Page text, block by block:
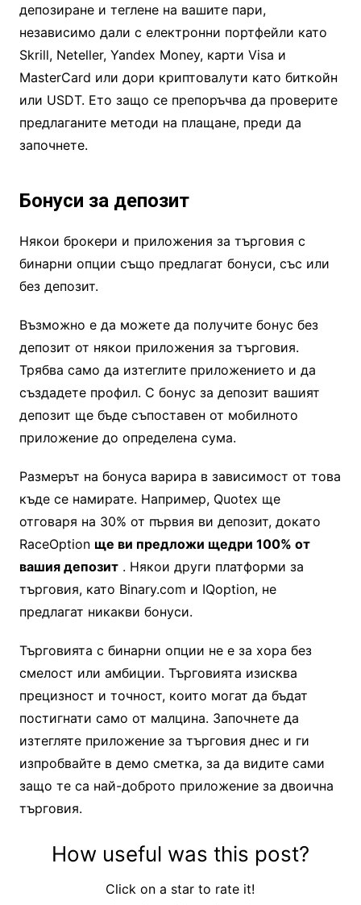
депозиране и теглене на вашите пари,
независимо дали с електронни портфейли като
Skrill, Neteller, Yandex Money, карти Visa и
MasterCard или дори криптовалути като биткойн
или USDT. Ето защо се препоръчва да проверите
предлаганите методи на плащане, преди да
започнете.
Бонуси за депозит
Някои брокери и приложения за търговия с
бинарни опции също предлагат бонуси, със или
без депозит.
Възможно е да можете да получите бонус без
депозит от някои приложения за търговия.
Трябва само да изтеглите приложението и да
създадете профил. С бонус за депозит вашият
депозит ще бъде съпоставен от мобилното
приложение до определена сума.
Размерът на бонуса варира в зависимост от това
къде се намирате. Например, Quotex ще
отговаря на 30% от първия ви депозит, докато
RaceOption ще ви предложи щедри 100% от
вашия депозит. Някои други платформи за
търговия, като Binary.com и IQoption, не
предлагат никакви бонуси.
Търговията с бинарни опции не е за хора без
смелост или амбиции. Търговията изисква
прецизност и точност, които могат да бъдат
постигнати само от малцина. Започнете да
изтегляте приложение за търговия днес и ги
изпробвайте в демо сметка, за да видите сами
защо те са най-доброто приложение за двоична
търговия.
How useful was this post?
Click on a star to rate it!